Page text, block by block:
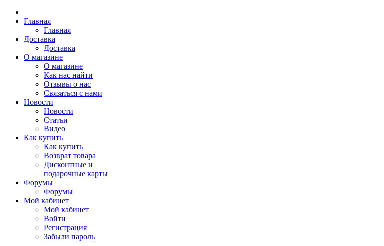
Главная
Главная
Доставка
Доставка
О магазине
О магазине
Как нас найти
Отзывы о нас
Связаться с нами
Новости
Новости
Статьи
Видео
Как купить
Как купить
Возврат товара
Дисконтные и
подарочные карты
Форумы
Форумы
Мой кабинет
Мой кабинет
Войти
Регистрация
Забыли пароль